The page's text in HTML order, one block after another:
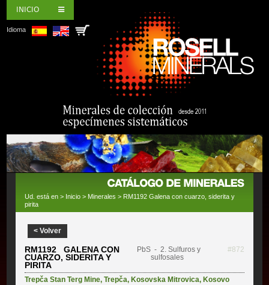
INICIO
Idioma
Ud. está en > Inicio > Minerales > RM1192 Galena con cuarzo, siderita y
pirita
< Volver
RM1192 GALENA CON
CUARZO, SIDERITA Y
PIRITA
PbS- 2. Sulfuros y
sulfosales
#872
Trepča Stan Terg Mine,Trepča, Kosovska Mitrovica, Kosovo